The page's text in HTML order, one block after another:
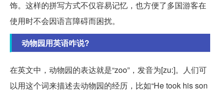
饰。这样的拼写方式不仅容易记忆，也方便了多国游客在
使用时不会因语言障碍而困扰。
动物园用英语咋说?
在英文中，动物园的表达就是“zoo”，发音为[zu:]。人们可
以用这个词来描述去动物园的经历，比如“He took his son